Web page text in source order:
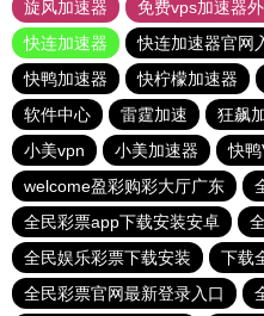
旋风加速器
免费vps加速器
快连加速器
快连加速器官网
快鸭加速器
快柠檬加速器
软件中心
雷霆加速 狂飙
小美vpn
小美加速器 快鸭
welcome盈彩购彩大厅广东
全民彩票app下载安装安卓
全民娱乐彩票下载安装
下载
全民彩票官网最新登录入口